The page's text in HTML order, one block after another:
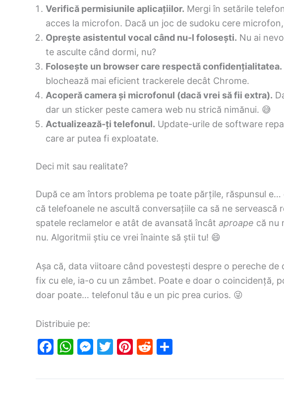
Verifică permisiunile aplicațiilor. Mergi în setările
acces la microfon. Dacă un joc de sudoku cere
Oprește asistentul vocal când nu-l folosești. Nu ai
te asculte când dormi, nu?
Folosește un browser care respectă confidențialitatea.
blochează mai eficient trackerele decât Chrome.
Acoperă camera și microfonul (dacă vrei să fii extra).
dar un sticker peste camera web nu strică nimănui. 😅
Actualizează-ți telefonul. Update-urile de software
care ar putea fi exploatate.
Deci mit sau realitate?
După ce am întors problema pe toate părțile, răspunsul
că telefoanele ne ascultă conversațiile ca să ne servească
spatele reclamelor e atât de avansată încât aproape că nu
nu. Algoritmii știu ce vrei înainte să știi tu! 😄
Așa că, data viitoare când povestești despre o pereche de
fix cu ele, ia-o cu un zâmbet. Poate e doar o coincidență,
doar poate… telefonul tău e un pic prea curios. 😜
Distribuie pe:
F
c
W
at
M
s
T
itt
Pi
er
R
d ar